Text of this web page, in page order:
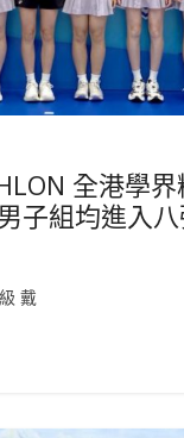
全港學
子組均進入
戴